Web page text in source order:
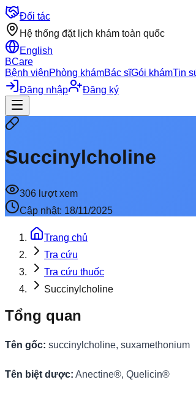
Đối tác
Hệ thống đặt lịch khám toàn quốc
English
BCare
Bệnh việnPhòng khámBác sĩGói khámTin
Đăng nhập
Đăng ký
Succinylcholine
306 lượt xem
Cập nhật: 18/11/2025
Trang chủ
Tra cứu
Tra cứu thuốc
Succinylcholine
Tổng quan
Tên gốc: succinylcholine, suxamethonium
Tên biệt dược: Anectine®, Quelicin®